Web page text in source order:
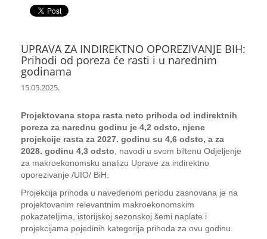
UPRAVA ZA INDIREKTNO OPOREZIVANJE BIH:
Prihodi od poreza će rasti i u narednim
godinama
15.05.2025.
Projektovana stopa rasta neto prihoda od indirektnih
poreza za narednu godinu je 4,2 odsto, njene
projekcije rasta za 2027. godinu su 4,6 odsto, a za
2028. godinu 4,3 odsto , navodi u svom biltenu Odjeljenje
za makroekonomsku analizu Uprave za indirektno
oporezivanje /UIO/ BiH.
Projekcija prihoda u navedenom periodu zasnovana je na
projektovanim relevantnim makroekonomskim
pokazateljima, istorijskoj sezonskoj šemi naplate i
projekcijama pojedinih kategorija prihoda za ovu godinu.